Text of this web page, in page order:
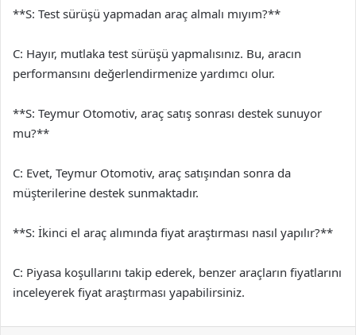
**S: Test sürüşü yapmadan araç almalı mıyım?**
C: Hayır, mutlaka test sürüşü yapmalısınız. Bu, aracın
performansını değerlendirmenize yardımcı olur.
**S: Teymur Otomotiv, araç satış sonrası destek sunuyor
mu?**
C: Evet, Teymur Otomotiv, araç satışından sonra da
müşterilerine destek sunmaktadır.
**S: İkinci el araç alımında fiyat araştırması nasıl yapılır?**
C: Piyasa koşullarını takip ederek, benzer araçların fiyatlarını
inceleyerek fiyat araştırması yapabilirsiniz.